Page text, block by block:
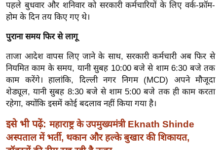
ऑ
व
र्ल्ड
न्यू
ज
ब्री
फ
म
नो
रं
पहले बुधवार और शनिवार को सरकारी कर्मचारियों के लिए वर्क-फ्रॉम-
होम के दिन तय किए गए थे।
पुराना समय फिर से लागू
ताजा आदेश वापस लिए जाने के साथ, सरकारी कर्मचारी अब फिर से
नियमित काम के समय, यानी सुबह 10:00 बजे से शाम 6:30 बजे तक
काम करेंगे। हालांकि, दिल्ली नगर निगम (MCD) अपने मौजूदा
शेड्यूल, यानी सुबह 8:30 बजे से शाम 5:00 बजे तक ही काम करता
रहेगा, क्योंकि इसमें कोई बदलाव नहीं किया गया है।
इसे भी पढ़ें: महाराष्ट्र के उपमुख्यमंत्री Eknath Shinde
अस्पताल में भर्ती, थकान और हल्के बुखार की शिकायत,